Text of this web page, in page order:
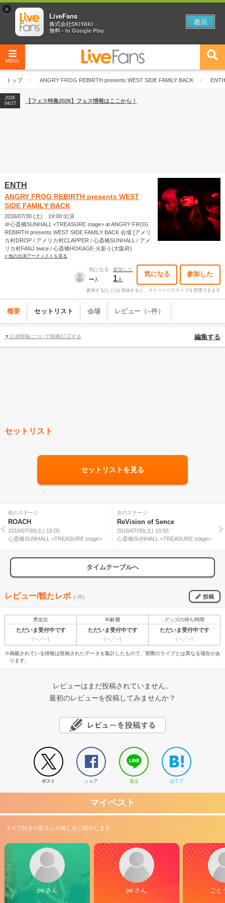
MENU
トップ ANGRY FROG REBIRTH presents WEST SIDE FAMILY BACK ENTH
2026
04/27
2026
【ライブ動員ランキング】2026年上半期編発表！
2026
04/27
【フェス特集2026】フェス情報はここから！
ENTH
ANGRY FROG REBIRTH presents WEST
SIDE FAMILY BACK
2016/07/30 (土) 19:00 出演
＠心斎橋SUNHALL <TREASURE stage> at ANGRY FROG
REBIRTH presents WEST SIDE FAMILY BACK 会場 [アメリ
カ村DROP / アメリカ村CLAPPER / 心斎橋SUNHALL / アメ
リカ村FANJ twice / 心斎橋HOKAGE-火影-] (大阪府)
» 他の出演アーティストを見る
気になる
--人
参加した
1人
気になる 参加した
参加する(した)を登録すると、マイページでライブを管理できます
概要 セットリスト 会場 レビュー（--件）
▼公演情報について指摘/訂正する 編集する
セットリスト
セットリストを見る
前のステージ
ROACH
2016/07/30(土) 18:05
心斎橋SUNHALL <TREASURE stage>
次のステージ
ReVision of Sence
2016/07/30(土) 19:55
心斎橋SUNHALL <TREASURE stage>
タイムテーブルへ
レビュー/観たレポ (--件) 投稿
男女比 年齢層 グッズの待ち時間
ただいま受付中です ただいま受付中です ただいま受付中です
[---／---] [---／---] [---／---]
※掲載されている情報は投稿されたデータを集計したもので、実際のライブとは異なる場合があ
ります。
レビューはまだ投稿されていません。
最初のレビューを投稿してみませんか？
ポスト シェア 送る はてブ
マイベスト
ライブ好きの皆さんの推しをご紹介します。
pe さん pe さん ごと
×
LiveFans
株式会社SKIYAKI
無料 - In Google Play
表示